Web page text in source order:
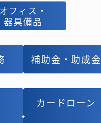
オフィス・
器具備品
オフィス・
器具備品
補助金・助成金
補助金・助成金
カードローン
カードローン